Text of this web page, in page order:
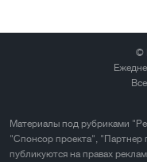
©
Материалы под рубриками
"Спонсор проекта", "Партнер
публикуются на правах